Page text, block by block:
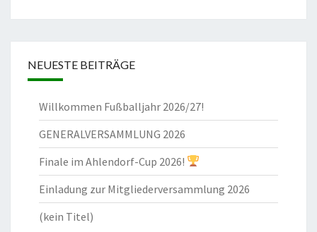
NEUESTE BEITRÄGE
Willkommen Fußballjahr 2026/27!
GENERALVERSAMMLUNG 2026
Finale im Ahlendorf-Cup 2026!
Einladung zur Mitgliederversammlung 2026
(kein Titel)